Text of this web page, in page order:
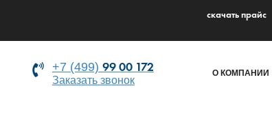
cкачать прайс
+7 (499) 99 00 172
Заказать звонок
О КОМПАНИИ